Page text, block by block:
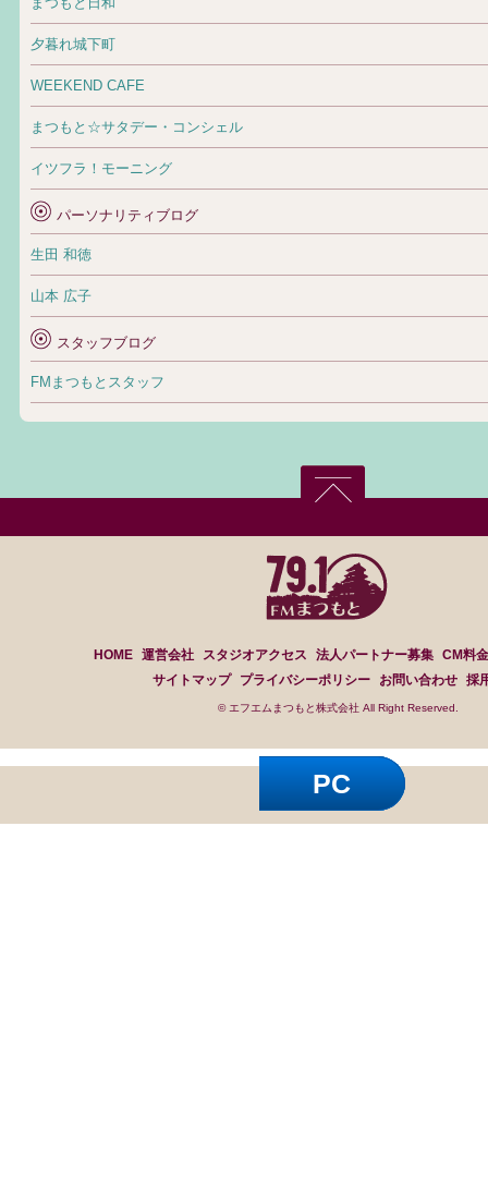
夕暮れ城下町
WEEKEND CAFE
まつもと☆サタデー・コンシェル
イツフラ！モーニング
パーソナリティブログ
生田 和徳
山本 広子
スタッフブログ
FMまつもとスタッフ
HOME 運営会社 スタジオアクセス 法人パートナー募集 CM料
サイトマップ
プライバシーポリシー お問い合わせ 採
© エフエムまつもと株式会社 All Right Reserved.
PC